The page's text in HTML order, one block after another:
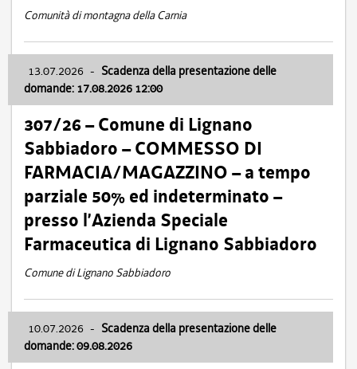
Comunità di montagna della Carnia
13.07.2026 - Scadenza della presentazione delle
domande: 17.08.2026 12:00
307/26 – Comune di Lignano
Sabbiadoro – COMMESSO DI
FARMACIA/MAGAZZINO – a tempo
parziale 50% ed indeterminato –
presso l’Azienda Speciale
Farmaceutica di Lignano Sabbiadoro
Comune di Lignano Sabbiadoro
10.07.2026 - Scadenza della presentazione delle
domande: 09.08.2026